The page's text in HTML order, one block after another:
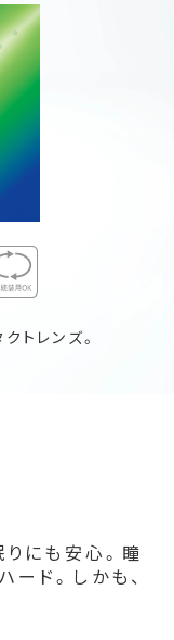
トレンズ。
りにも安心。瞳
ド。しかも、